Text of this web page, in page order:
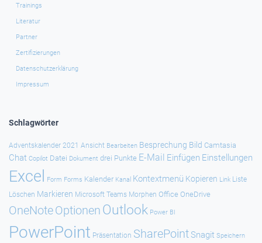
Trainings
Literatur
Partner
Zertifizierungen
Datenschutzerklärung
Impressum
Schlagwörter
Adventskalender 2021 Ansicht Bearbeiten Besprechung Bild Camtasia
Chat Copilot Datei Dokument drei Punkte E-Mail Einfügen Einstellungen
Excel Form Forms Kalender Kanal Kontextmenü Kopieren Link Liste
Löschen Markieren Microsoft Teams Morphen Office OneDrive
OneNoteOptionen Outlook Power BI
PowerPoint Präsentation SharePointSnagit Speichern